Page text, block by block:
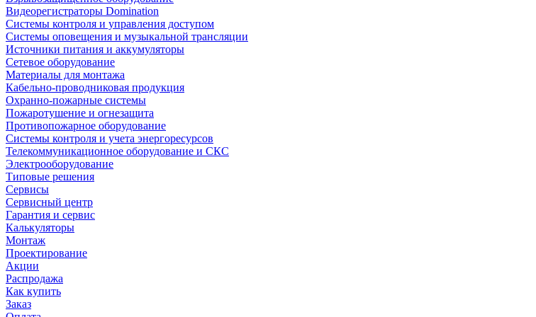
Видеорегистраторы Domination
Системы контроля и управления доступом
Системы оповещения и музыкальной трансляции
Источники питания и аккумуляторы
Сетевое оборудование
Материалы для монтажа
Кабельно-проводниковая продукция
Охранно-пожарные системы
Пожаротушение и огнезащита
Противопожарное оборудование
Системы контроля и учета энергоресурсов
Телекоммуникационное оборудование и СКС
Электрооборудование
Типовые решения
Сервисы
Сервисный центр
Гарантия и сервис
Калькуляторы
Монтаж
Проектирование
Акции
Распродажа
Как купить
Заказ